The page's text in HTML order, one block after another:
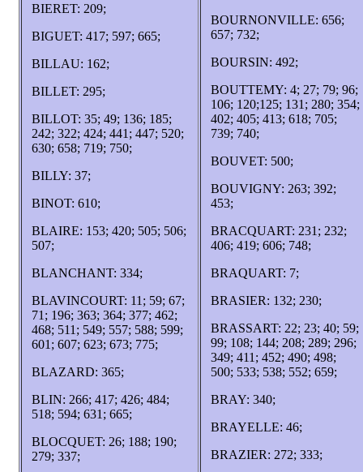
BIERET: 209;
BIGUET: 417; 597; 665;
BILLAU: 162;
BILLET: 295;
BILLOT: 35; 49; 136; 185;
242; 322; 424; 441; 447; 520;
630; 658; 719; 750;
BILLY: 37;
BINOT: 610;
BLAIRE: 153; 420; 505; 506;
507;
BLANCHANT: 334;
BLAVINCOURT: 11; 59; 67;
71; 196; 363; 364; 377; 462;
468; 511; 549; 557; 588; 599;
601; 607; 623; 673; 775;
BLAZARD: 365;
BLIN: 266; 417; 426; 484;
518; 594; 631; 665;
BLOCQUET: 26; 188; 190;
279; 337;
BOURNONVILLE: 656;
657; 732;
BOURSIN: 492;
BOUTTEMY: 4; 27; 79; 96;
106; 120;125; 131; 280; 354;
402; 405; 413; 618; 705;
739; 740;
BOUVET: 500;
BOUVIGNY: 263; 392;
453;
BRACQUART: 231; 232;
406; 419; 606; 748;
BRAQUART: 7;
BRASIER: 132; 230;
BRASSART: 22; 23; 40; 59;
99; 108; 144; 208; 289; 296;
349; 411; 452; 490; 498;
500; 533; 538; 552; 659;
BRAY: 340;
BRAYELLE: 46;
BRAZIER: 272; 333;